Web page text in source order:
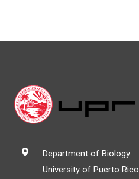
Department of Biology
University of Puerto Rico